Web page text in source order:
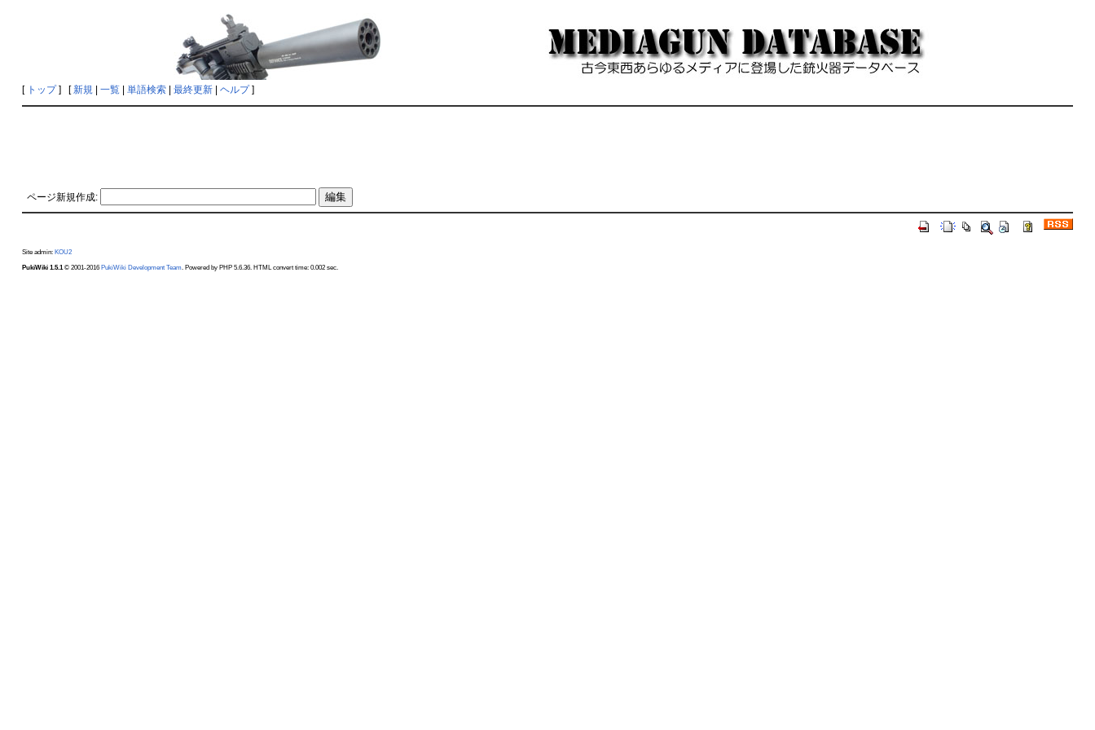
[ トップ] [新規| 一覧| 単語検索| 最終更新| ヘルプ]
ページ新規作成:
Site admin: KOU2
PukiWiki 1.5.1© 2001-2016 PukiWiki Development Team. Powered by PHP 5.6.36. HTML convert time: 0.002 sec.